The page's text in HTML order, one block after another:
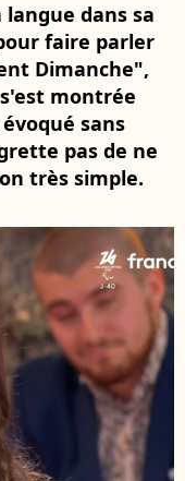
dans sa
faire parler
Dimanche",
montrée
sans
pas de ne
très simple.